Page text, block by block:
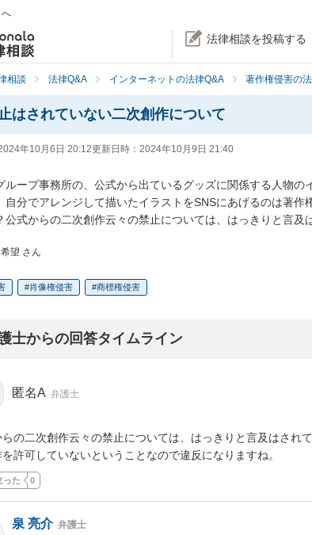
法律相談を投稿する
相談 法律Q&A インターネットの法律Q&A 著作権侵害の
はされていない二次創作について
年10月6日 20:12更新日時： 2024年10月9日 21:40
ループ事務所の、公式から出ているグッズに関係する人物の
自分でアレンジして描いたイラストをSNSにあげるのは著作
公式からの二次創作云々の禁止については、はっきりと言及
望 さん
肖像権侵害 商標権侵害
士からの回答タイムライン
匿名A 弁護士
らの二次創作云々の禁止については、はっきりと言及はされて
を許可していないということなので違反になりますね。
った 0
泉 亮介 弁護士